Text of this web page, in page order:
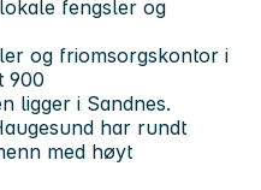
fengsler og
og friomsorgskontor i
900
ligger i Sandnes.
har rundt
med høyt